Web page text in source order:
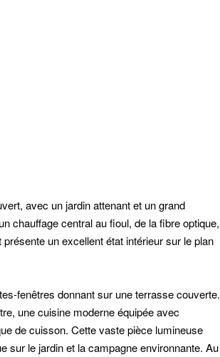
avec un jardin attenant et un grand
chauffage central au fioul, de la fibre optique,
un excellent état intérieur sur le plan
fenêtres donnant sur une terrasse couverte.
une cuisine moderne équipée avec
de cuisson. Cette vaste pièce lumineuse
sur le jardin et la campagne environnante. Au